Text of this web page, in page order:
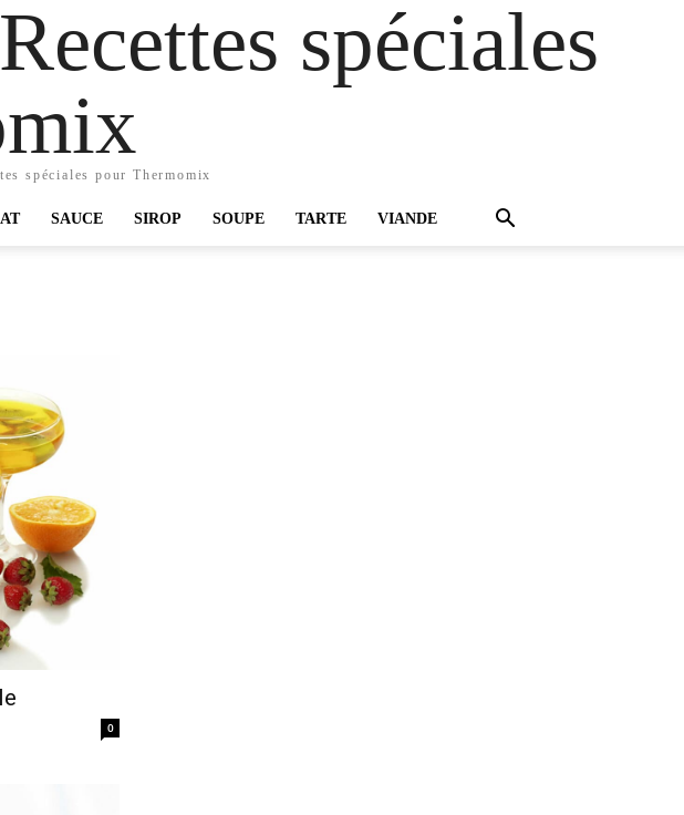
spéciales
spéciales pour Thermomix
SAUCE SIROP SOUPE TARTE VIANDE
0